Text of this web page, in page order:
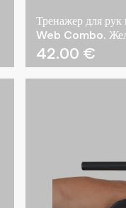
Тренажер для
Web Combo.
42.00 €